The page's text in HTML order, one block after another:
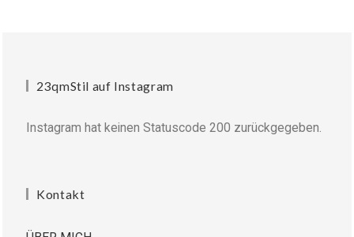
23qmStil auf Instagram
Instagram hat keinen Statuscode 200 zurückgegeben.
Kontakt